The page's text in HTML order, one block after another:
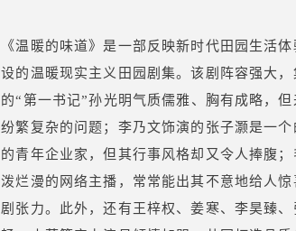
《温暖的味道》是一部反映新时代田园生活
设的温暖现实主义田园剧集。该剧阵容强大
的“第一书记”孙光明气质儒雅、胸有成略，
纷繁复杂的问题；李乃文饰演的张子灏是一
的青年企业家，但其行事风格却又令人捧腹
泼烂漫的网络主播，常常能出其不意地给人
剧张力。此外，还有王梓权、姜寒、李昊臻